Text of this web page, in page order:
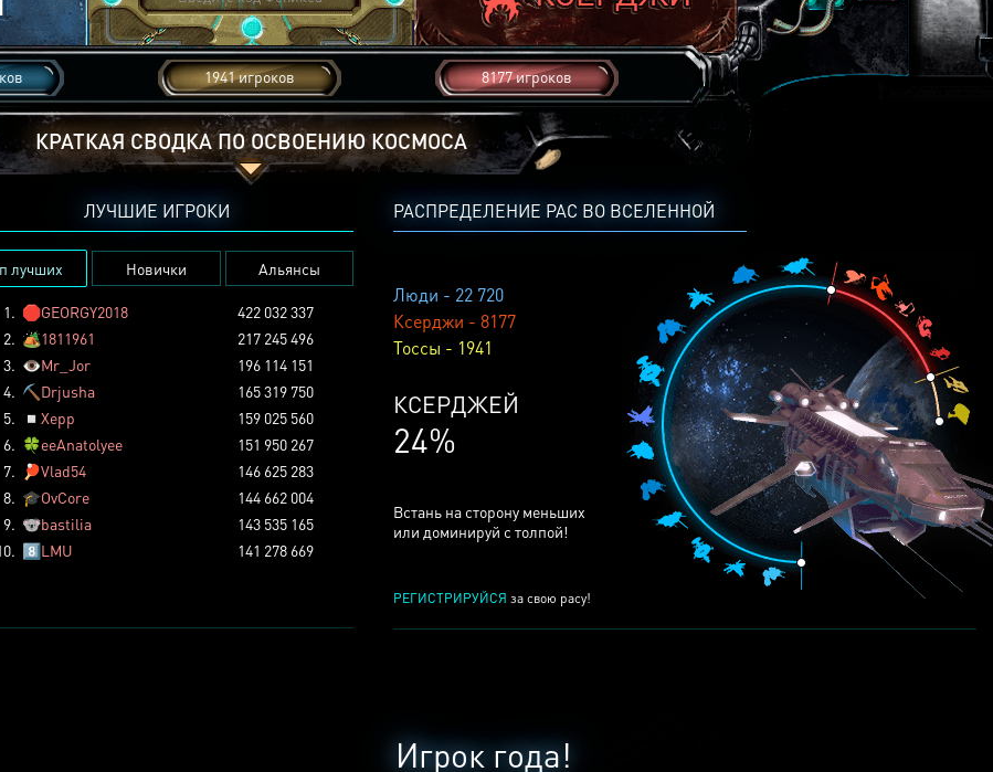
1941 игроков 8177 игроков
КРАТКАЯ СВОДКА ПО ОСВОЕНИЮ КОСМОСА
РАСПРЕДЕЛЕНИЕ РАС ВО ВСЕЛЕННОЙ
Люди - 22 720
Ксерджи - 8177
Тоссы - 1941
КСЕРДЖЕЙ
24%
Встань на сторону меньших
или доминируй с толпой!
РЕГИСТРИРУЙСЯ за свою расу!
ЛУЧШИЕ ИГРОКИ
лучших Новички Альянсы
1. 🛑GEORGY2018
422 032 337
2. 🏕️1811961
217 245 496
3. 👁️Mr_Jor
196 114 151
4. ⛏️ Drjusha
165 319 750
5.
◽ Xepp
159 025 560
6. 🍀eeAnatolyee
151 950 267
7.
🏓Vlad54
146 625 283
8. 🎓OvCore
144 662 004
9. 🐨bastilia
143 535 165
8️⃣LMU 141 278 669
Игрок года!